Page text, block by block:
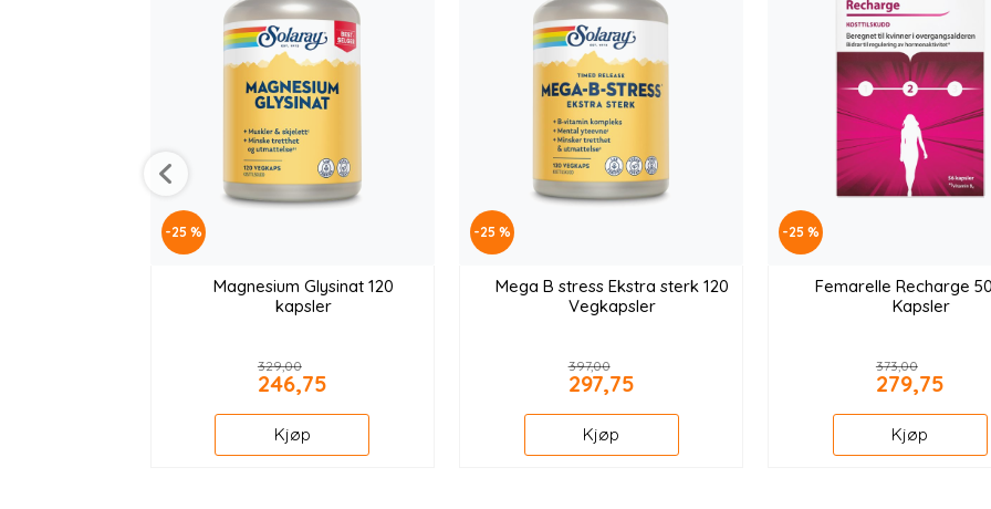
-25 %
Magnesium Glysinat 120
kapsler
329,00
246,75
Kjøp
-25 %
Mega B stress Ekstra sterk 120
Vegkapsler
397,00
297,75
Kjøp
-25 %
Femarelle Recharge
Kapsler
373,00
279,75
Kjøp